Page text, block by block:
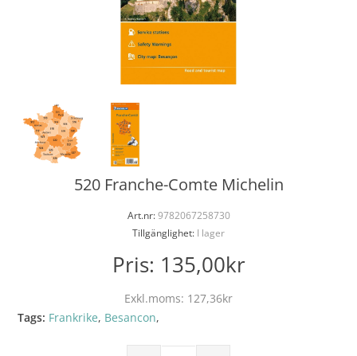
520 Franche-Comte Michelin
Art.nr:9782067258730
Tillgänglighet: I lager
Pris: 135,00kr
Exkl.moms: 127,36kr
Tags: Frankrike, Besancon,